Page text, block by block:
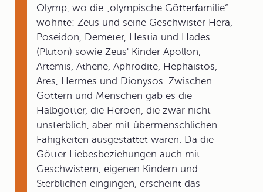
Olymp, wo die „olympische Götterfamilie“
wohnte: Zeus und seine Geschwister Hera,
Poseidon, Demeter, Hestia und Hades
(Pluton) sowie Zeus' Kinder Apollon,
Artemis, Athene, Aphrodite, Hephaistos,
Ares, Hermes und Dionysos. Zwischen
Göttern und Menschen gab es die
Halbgötter, die Heroen, die zwar nicht
unsterblich, aber mit übermenschlichen
Fähigkeiten ausgestattet waren. Da die
Götter Liebesbeziehungen auch mit
Geschwistern, eigenen Kindern und
Sterblichen eingingen, erscheint das